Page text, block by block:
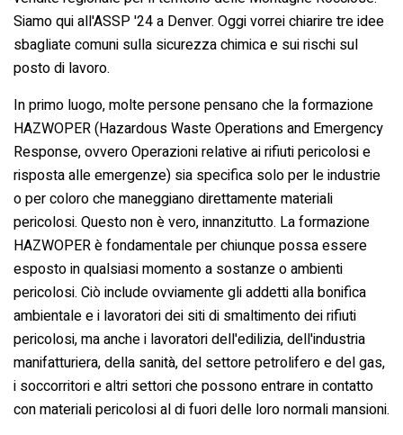
Siamo qui all'ASSP '24 a Denver. Oggi vorrei chiarire tre idee
sbagliate comuni sulla sicurezza chimica e sui rischi sul
posto di lavoro.
In primo luogo, molte persone pensano che la formazione
HAZWOPER (Hazardous Waste Operations and Emergency
Response, ovvero Operazioni relative ai rifiuti pericolosi e
risposta alle emergenze) sia specifica solo per le industrie
o per coloro che maneggiano direttamente materiali
pericolosi. Questo non è vero, innanzitutto. La formazione
HAZWOPER è fondamentale per chiunque possa essere
esposto in qualsiasi momento a sostanze o ambienti
pericolosi. Ciò include ovviamente gli addetti alla bonifica
ambientale e i lavoratori dei siti di smaltimento dei rifiuti
pericolosi, ma anche i lavoratori dell'edilizia, dell'industria
manifatturiera, della sanità, del settore petrolifero e del gas,
i soccorritori e altri settori che possono entrare in contatto
con materiali pericolosi al di fuori delle loro normali mansioni.